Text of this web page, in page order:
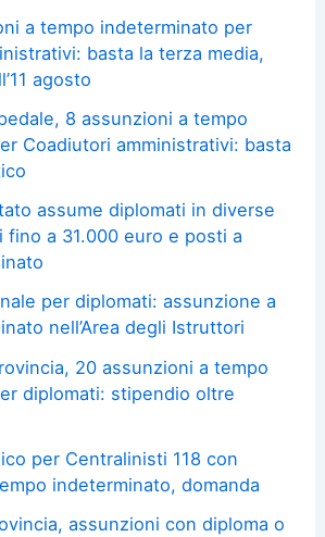
a tempo indeterminato per
basta la terza media,
agosto
8 assunzioni a tempo
Coadiutori amministrativi: basta
assume diplomati in diverse
fino a 31.000 euro e posti a
per diplomati: assunzione a
nell’Area degli Istruttori
20 assunzioni a tempo
diplomati: stipendio oltre
per Centralinisti 118 con
indeterminato, domanda
assunzioni con diploma o